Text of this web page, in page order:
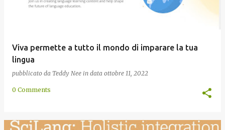
Viva permette a tutto il mondo di imparare la tua
lingua
pubblicato da Teddy Nee in data ottobre 11, 2022
0 Comments